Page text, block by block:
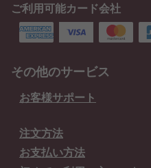
ご利用可能カード会社
その他のサービス
お客様サポート
注文方法
お支払い方法